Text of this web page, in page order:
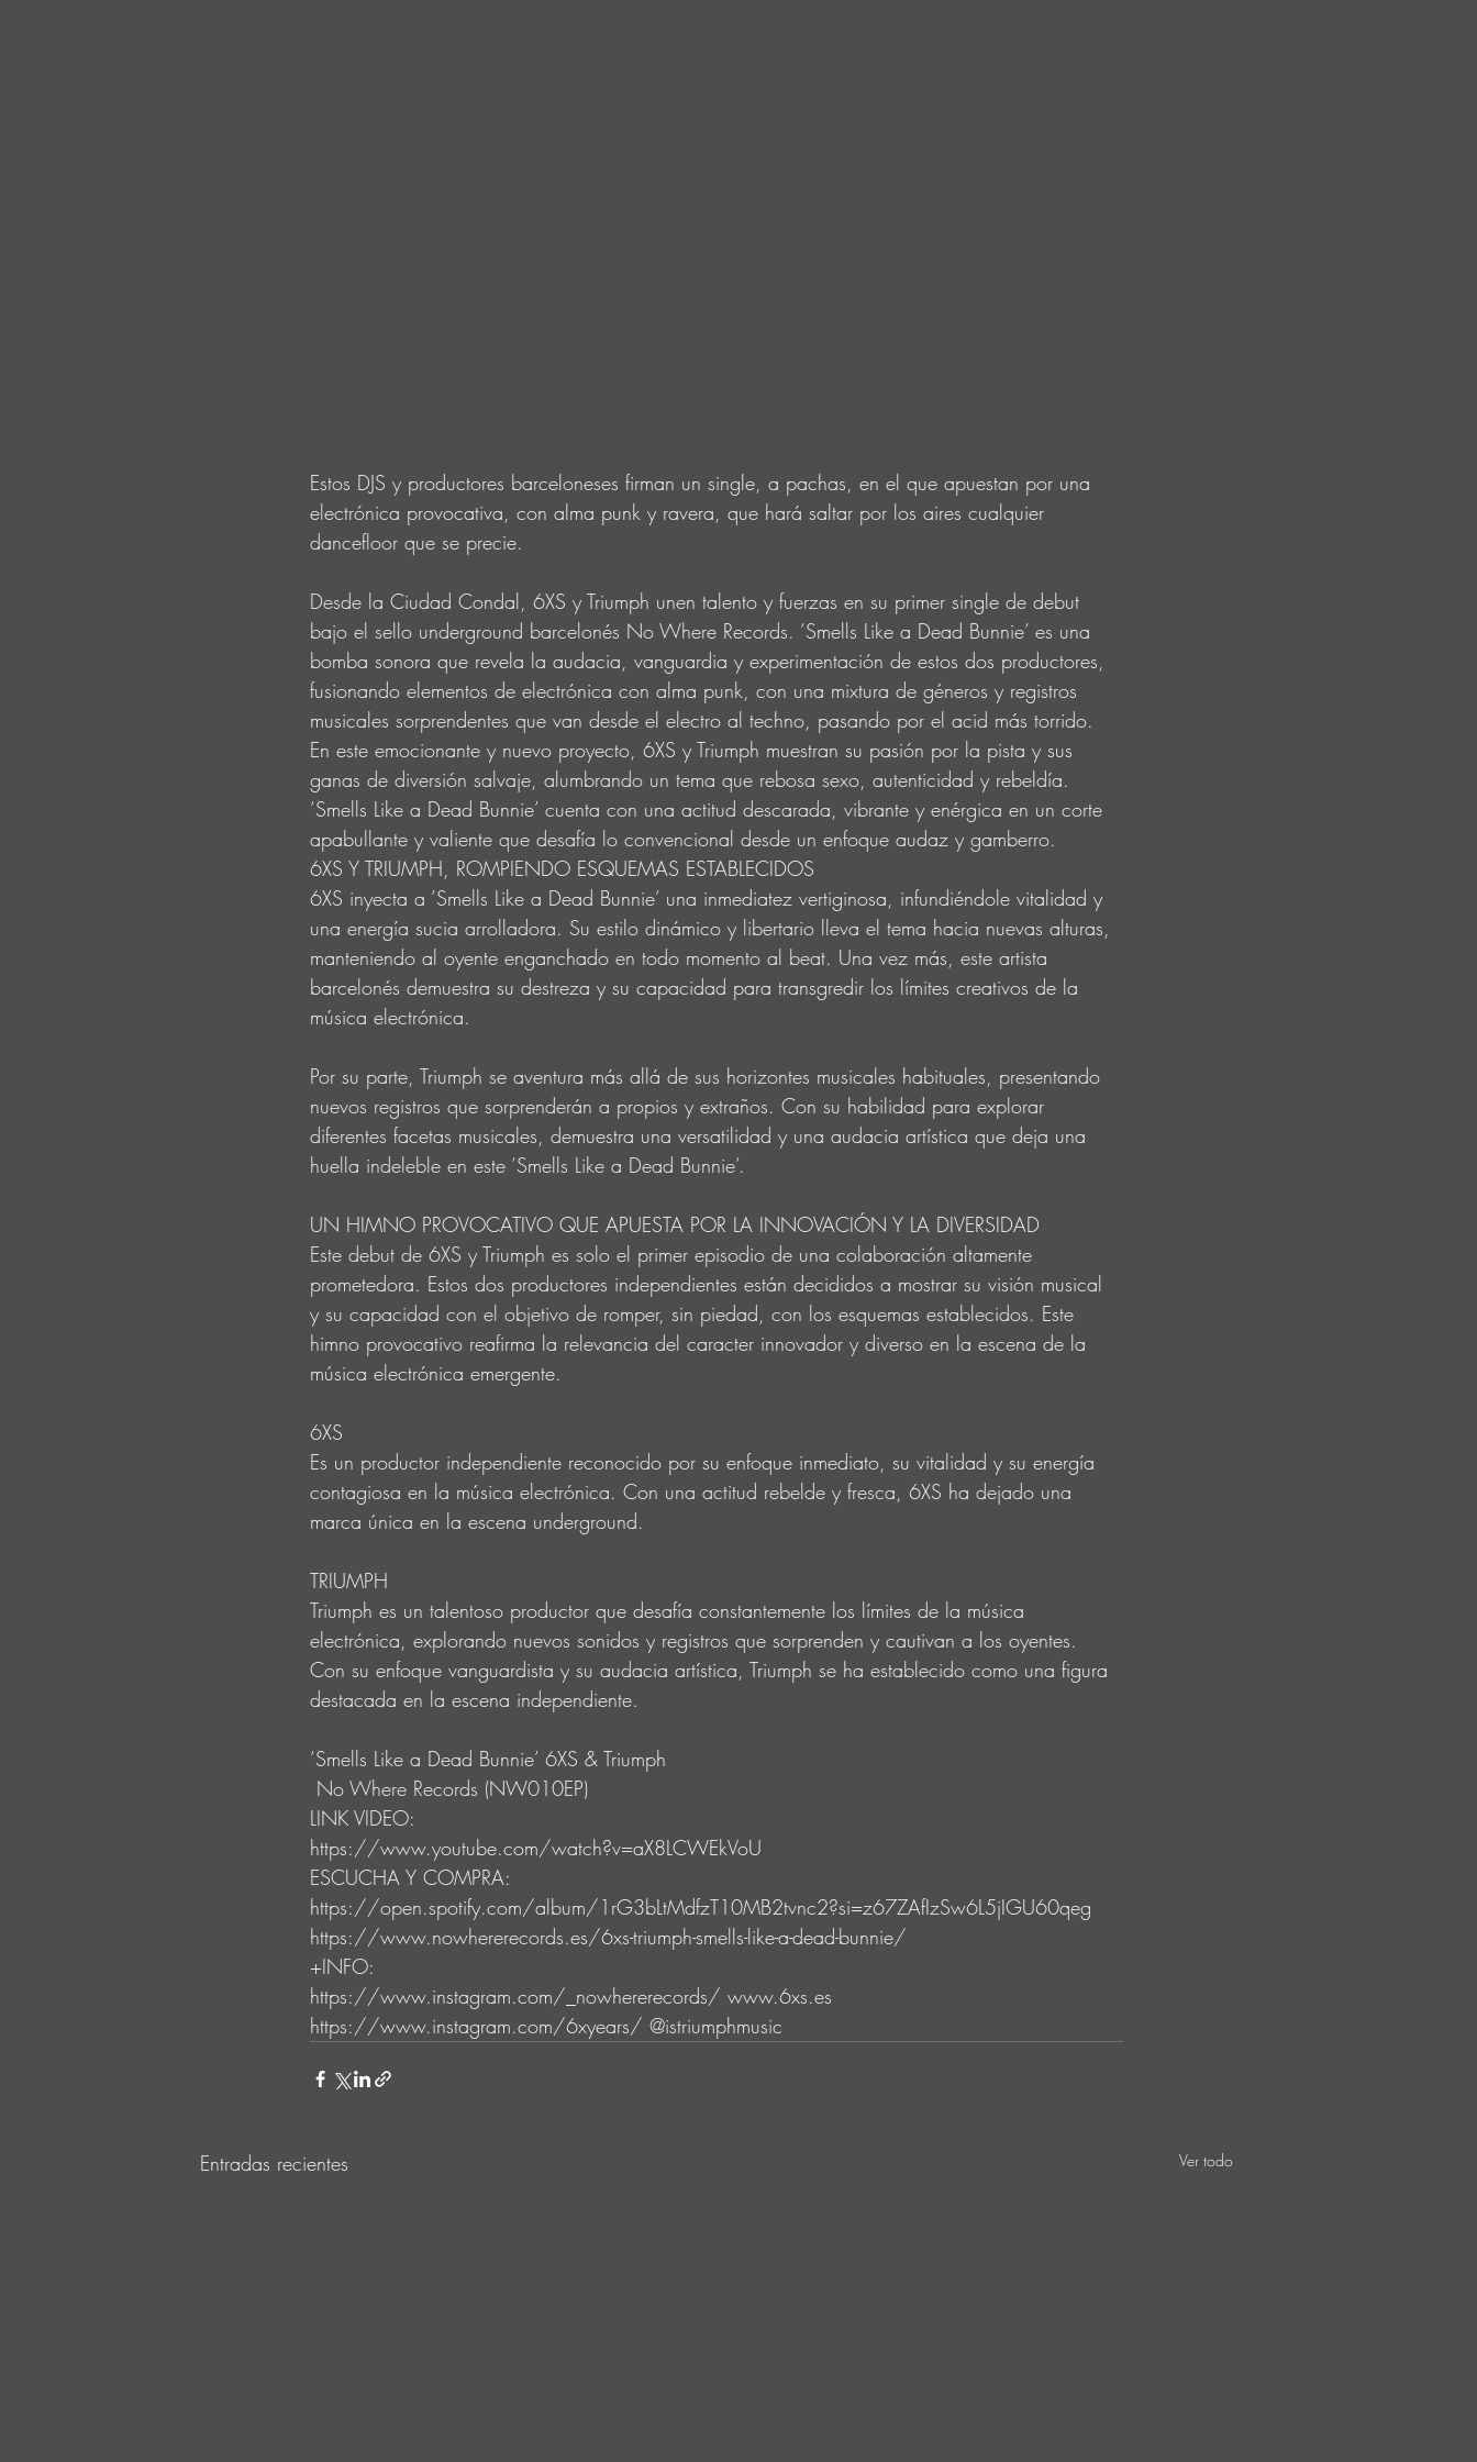
Estos DJS y productores barceloneses firman un single, a pachas, en el que apuestan por una
electrónica provocativa, con alma punk y ravera, que hará saltar por los aires cualquier
dancefloor que se precie.
Desde la Ciudad Condal, 6XS y Triumph unen talento y fuerzas en su primer single de debut
bajo el sello underground barcelonés No Where Records. ’Smells Like a Dead Bunnie’ es una
bomba sonora que revela la audacia, vanguardia y experimentación de estos dos productores,
fusionando elementos de electrónica con alma punk, con una mixtura de géneros y registros
musicales sorprendentes que van desde el electro al techno, pasando por el acid más torrido.
En este emocionante y nuevo proyecto, 6XS y Triumph muestran su pasión por la pista y sus
ganas de diversión salvaje, alumbrando un tema que rebosa sexo, autenticidad y rebeldía.
’Smells Like a Dead Bunnie’ cuenta con una actitud descarada, vibrante y enérgica en un corte
apabullante y valiente que desafía lo convencional desde un enfoque audaz y gamberro.
6XS Y TRIUMPH, ROMPIENDO ESQUEMAS ESTABLECIDOS
6XS inyecta a ’Smells Like a Dead Bunnie’ una inmediatez vertiginosa, infundiéndole vitalidad y
una energía sucia arrolladora. Su estilo dinámico y libertario lleva el tema hacia nuevas alturas,
manteniendo al oyente enganchado en todo momento al beat. Una vez más, este artista
barcelonés demuestra su destreza y su capacidad para transgredir los límites creativos de la
música electrónica.
Por su parte, Triumph se aventura más allá de sus horizontes musicales habituales, presentando
nuevos registros que sorprenderán a propios y extraños. Con su habilidad para explorar
diferentes facetas musicales, demuestra una versatilidad y una audacia artística que deja una
huella indeleble en este ’Smells Like a Dead Bunnie’.
UN HIMNO PROVOCATIVO QUE APUESTA POR LA INNOVACIÓN Y LA DIVERSIDAD
Este debut de 6XS y Triumph es solo el primer episodio de una colaboración altamente
prometedora. Estos dos productores independientes están decididos a mostrar su visión musical
y su capacidad con el objetivo de romper, sin piedad, con los esquemas establecidos. Este
himno provocativo reafirma la relevancia del caracter innovador y diverso en la escena de la
música electrónica emergente.
6XS
Es un productor independiente reconocido por su enfoque inmediato, su vitalidad y su energía
contagiosa en la música electrónica. Con una actitud rebelde y fresca, 6XS ha dejado una
marca única en la escena underground.
TRIUMPH
Triumph es un talentoso productor que desafía constantemente los límites de la música
electrónica, explorando nuevos sonidos y registros que sorprenden y cautivan a los oyentes.
Con su enfoque vanguardista y su audacia artística, Triumph se ha establecido como una figura
destacada en la escena independiente.
’Smells Like a Dead Bunnie’ 6XS & Triumph
No Where Records (NW010EP)
LINK VIDEO:
https://www.youtube.com/watch?v=aX8LCWEkVoU
ESCUCHA Y COMPRA:
https://open.spotify.com/album/1rG3bLtMdfzT10MB2tvnc2?si=z67ZAfIzSw6L5jIGU60qeg
https://www.nowhererecords.es/6xs-triumph-smells-like-a-dead-bunnie/
+INFO:
https://www.instagram.com/_nowhererecords/ www.6xs.es
https://www.instagram.com/6xyears/ @istriumphmusic
Entradas recientes Ver todo